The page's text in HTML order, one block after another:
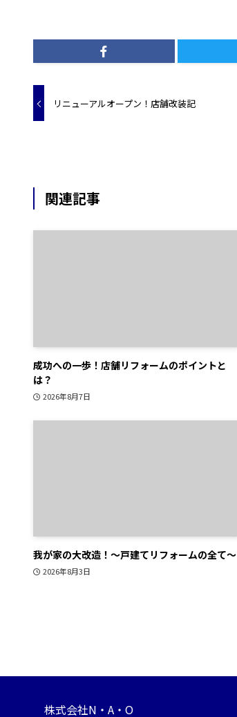
リニューアルオープン！店舗改装記
関連記事
成功への一歩！店舗リフォームのポイントと
は？
2026年8月7日
我が家の大改造！～戸建てリフォームの全て～
2026年8月3日
株式会社N・A・O